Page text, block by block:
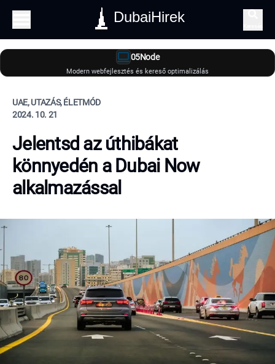
DubaiHirek
05Node
Modern webfejlesztés és kereső optimalizálás
UAE, UTAZÁS, ÉLETMÓD
2024. 10. 21
Jelentsd az úthibákat
könnyedén a Dubai Now
alkalmazással